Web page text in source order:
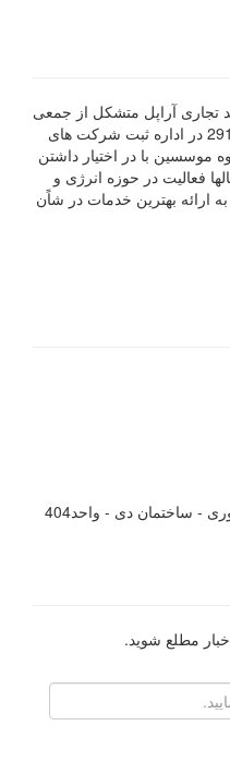
تجاری آراپل متشکل از جمعی
از مهندسین پویا و خلاق به شمار 29119 در اداره ثبت شرکت های
موسسین با در اختیار داشتن
فعالیت در حوزه انرژی و
ارائه بهترین خدمات در شاًن
- ساختمان دی - واحد404
مطلع شوید.